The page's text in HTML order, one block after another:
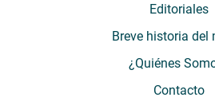
Editoriales
Breve historia del
¿Quiénes
Contacto